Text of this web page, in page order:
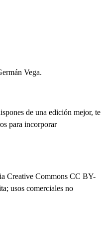
Vega.
de una edición mejor, te
para incorporar
Creative Commons CC BY-
usos comerciales no